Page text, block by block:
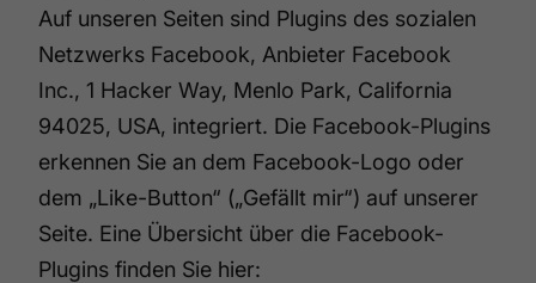
Auf unseren Seiten sind Plugins des sozialen
Netzwerks Facebook, Anbieter Facebook
Inc., 1 Hacker Way, Menlo Park, California
94025, USA, integriert. Die Facebook-Plugins
erkennen Sie an dem Facebook-Logo oder
dem „Like-Button“ („Gefällt mir“) auf unserer
Seite. Eine Übersicht über die Facebook-
Plugins finden Sie hier: